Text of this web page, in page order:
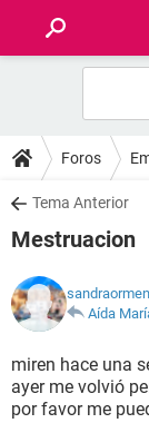
FOROS
SALUD
NUTRICIÓN
BIENESTAR
Foros
Tema Anterior
Mestruacion
Aída
miren hace una
ayer me volvió
por favor me